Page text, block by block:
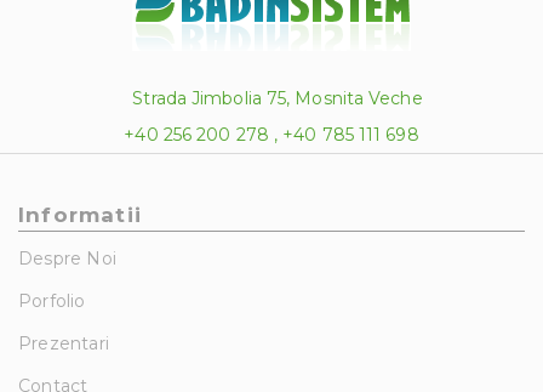
Strada Jimbolia 75, Mosnita Veche
+40 256 200 278 , +40 785 111 698
Informatii
Despre Noi
Porfolio
Prezentari
Contact